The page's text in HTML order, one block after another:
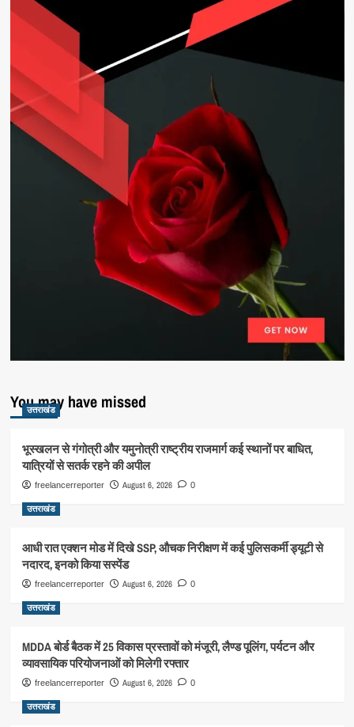
You may have missed
उत्तराखंड
भूस्खलन से गंगोत्री और यमुनोत्री राष्ट्रीय राजमार्ग कई स्थानों पर बाधित,
यात्रियों से सतर्क रहने की अपील
freelancerreporter August 6, 2026 0
उत्तराखंड
आधी रात एक्शन मोड में दिखे SSP, औचक निरीक्षण में कई पुलिसकर्मी ड्यूटी से
नदारद, इनको किया सस्पेंड
freelancerreporter August 6, 2026 0
उत्तराखंड
MDDA बोर्ड बैठक में 25 विकास प्रस्तावों को मंजूरी, लैण्ड पूलिंग, पर्यटन और
व्यावसायिक परियोजनाओं को मिलेगी रफ्तार
freelancerreporter August 6, 2026 0
उत्तराखंड